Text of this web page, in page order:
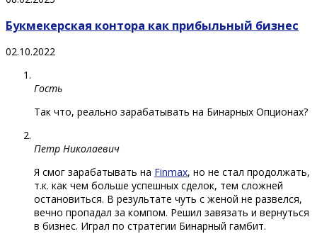
Букмекерская контора как прибыльный бизнес
02.10.2022
Гость
Так что, реально зарабатывать на Бинарных Опционах?
Петр Николаевич
Я смог зарабатывать на Finmax, но не стал продолжать,
т.к. как чем больше успешных сделок, тем сложней
остановиться. В результате чуть с женой не развелся,
вечно пропадал за компом. Решил завязать и вернуться
в бизнес. Играл по стратегии Бинарный гамбит.